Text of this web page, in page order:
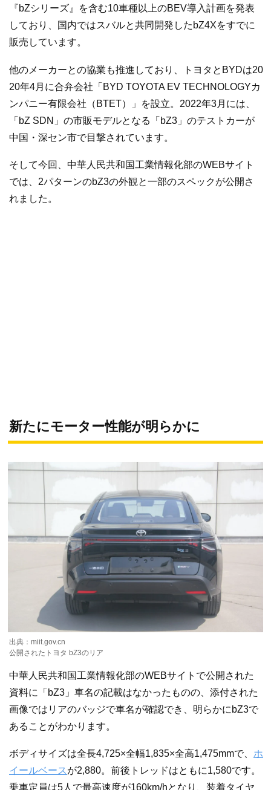
『bZシリーズ』を含む10車種以上のBEV導入計画を発表
しており、国内ではスバルと共同開発したbZ4Xをすでに
販売しています。
他のメーカーとの協業も推進しており、トヨタとBYDは20
20年4月に合弁会社「BYD TOYOTA EV TECHNOLOGYカ
ンパニー有限会社（BTET）」を設立。2022年3月には、
「bZ SDN」の市販モデルとなる「bZ3」のテストカーが
中国・深セン市で目撃されています。
そして今回、中華人民共和国工業情報化部のWEBサイト
では、2パターンのbZ3の外観と一部のスペックが公開さ
れました。
新たにモーター性能が明らかに
出典：miit.gov.cn
公開されたトヨタ bZ3のリア
中華人民共和国工業情報化部のWEBサイトで公開された
資料に「bZ3」車名の記載はなかったものの、添付された
画像ではリアのバッジで車名が確認でき、明らかにbZ3で
あることがわかります。
ボディサイズは全長4,725×全幅1,835×全高1,475mmで、 ホ
イールベース が2,880。前後トレッドはともに1,580です。
乗車定員は5人で最高速度が160km/hとなり、装着タイヤ